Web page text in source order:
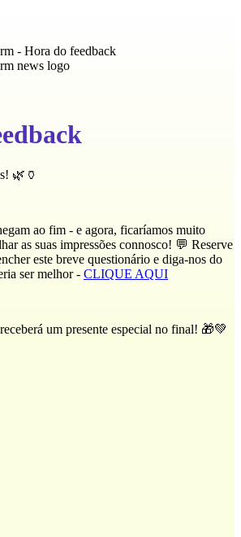
🌿🏺
ao fim - e agora, ficaríamos muito
as suas impressões connosco! 💬 Reserve
este breve questionário e diga-nos do
ser melhor - CLIQUE AQUI
um presente especial no final! 🎁💚